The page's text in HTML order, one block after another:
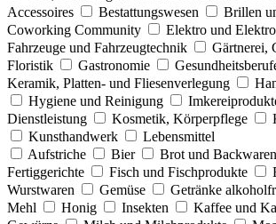
Accessoires
Bestattungswesen
Brillen
Coworking Community
Elektro und
Fahrzeuge und Fahrzeugtechnik
Gärtnerei,
Floristik
Gastronomie
Keramik, Platten- und Fliesenverlegung
Hygiene und Reinigung
Dienstleistung
Kosmetik, Körperpflege
Kunsthandwerk
Lebensmittel
Aufstriche
Bier Brot und Backwaren
Fertiggerichte
Fisch und Fischprodukte
Wurstwaren
Gemüse Getränke
Mehl
Honig Insekten Kaffee und